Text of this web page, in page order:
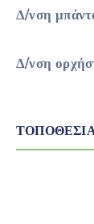
Δ/νση
Δ/νση